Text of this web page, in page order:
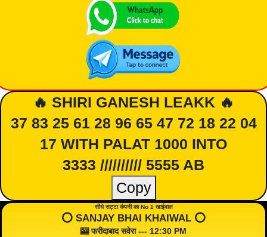
🔥 SHIRI GANESH LEAKK 🔥
37 83 25 61 28 96 65 47 72 18 22 04
17 WITH PALAT 1000 INTO
3333 ////////// 5555 AB
Copy
सीधे सट्टा कंपनी का No 1 खाईवाल
⭕️ SANJAY BHAI KHAIWAL ⭕️
🎰 फरीदाबाद सवेरा --- 12:30 PM